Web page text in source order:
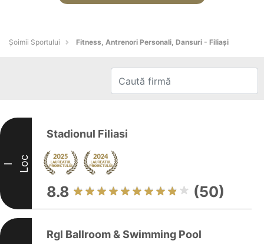
Șoimii Sportului Fitness, Antrenori Personali, Dansuri - Filiaşi
I Loc
Stadionul Filiasi
8.8 (50)
Rgl Ballroom & Swimming Pool